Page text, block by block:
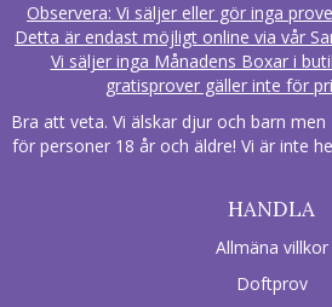
Observera: Vi säljer eller gör inga
Detta är endast möjligt online via vår
Vi säljer inga Månadens Boxar i
gratisprover gäller inte för
Bra att veta. Vi älskar djur och barn
för personer 18 år och äldre! Vi är inte
HANDLA
Allmäna villkor
Doftprov